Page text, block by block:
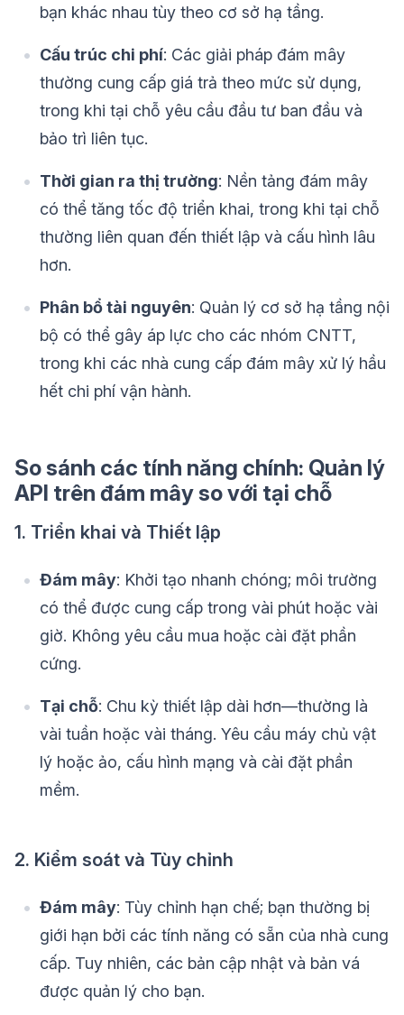
bạn khác nhau tùy theo cơ sở hạ tầng.
Cấu trúc chi phí: Các giải pháp đám mây
thường cung cấp giá trả theo mức sử dụng,
trong khi tại chỗ yêu cầu đầu tư ban đầu và
bảo trì liên tục.
Thời gian ra thị trường: Nền tảng đám mây
có thể tăng tốc độ triển khai, trong khi tại chỗ
thường liên quan đến thiết lập và cấu hình lâu
hơn.
Phân bổ tài nguyên: Quản lý cơ sở hạ tầng nội
bộ có thể gây áp lực cho các nhóm CNTT,
trong khi các nhà cung cấp đám mây xử lý hầu
hết chi phí vận hành.
So sánh các tính năng chính: Quản lý
API trên đám mây so với tại chỗ
1. Triển khai và Thiết lập
Đám mây: Khởi tạo nhanh chóng; môi trường
có thể được cung cấp trong vài phút hoặc vài
giờ. Không yêu cầu mua hoặc cài đặt phần
cứng.
Tại chỗ: Chu kỳ thiết lập dài hơn—thường là
vài tuần hoặc vài tháng. Yêu cầu máy chủ vật
lý hoặc ảo, cấu hình mạng và cài đặt phần
mềm.
2. Kiểm soát và Tùy chỉnh
Đám mây: Tùy chỉnh hạn chế; bạn thường bị
giới hạn bởi các tính năng có sẵn của nhà cung
cấp. Tuy nhiên, các bản cập nhật và bản vá
được quản lý cho bạn.